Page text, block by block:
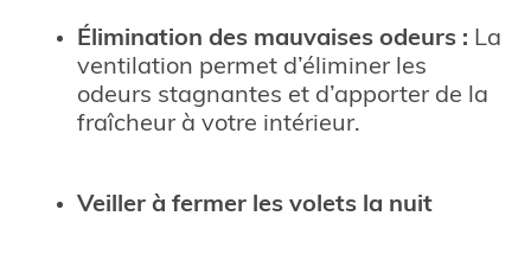
Élimination des mauvaises odeurs : La
ventilation permet d’éliminer les
odeurs stagnantes et d’apporter de la
fraîcheur à votre intérieur.
Veiller à fermer les volets la nuit